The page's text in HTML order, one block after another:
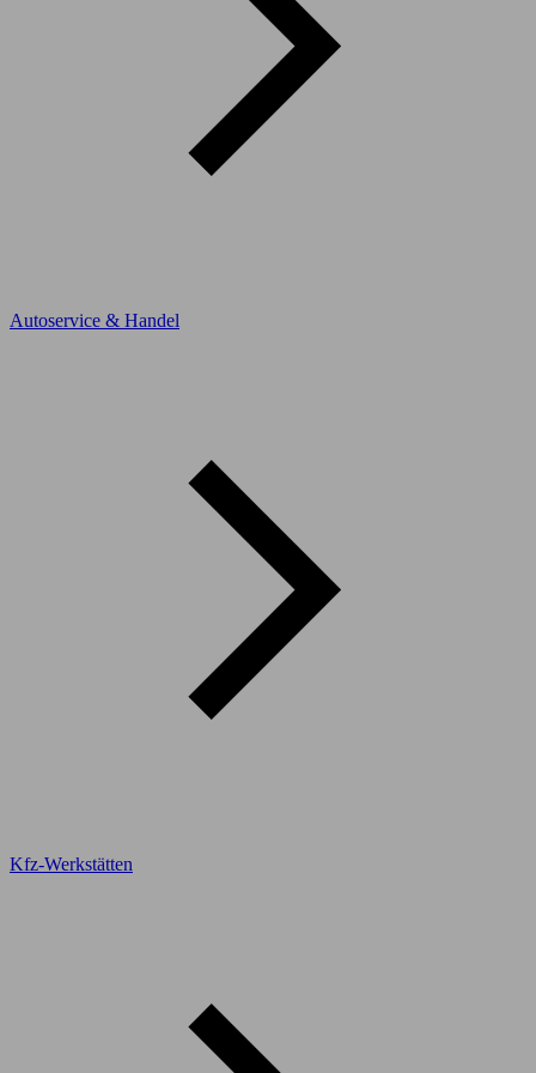
Autoservice & Handel
Kfz-Werkstätten